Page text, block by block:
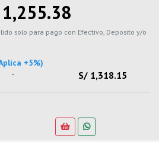
solo para pago con Efectivo, Deposito y/o
+5%)
- S/ 1,318.15